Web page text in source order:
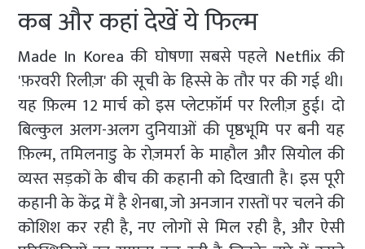
कब और कहां देखें ये फिल्म
Made In Korea की घोषणा सबसे पहले Netflix की
'फ़रवरी रिलीज़' की सूची के हिस्से के तौर पर की गई थी।
यह फ़िल्म 12 मार्च को इस प्लेटफ़ॉर्म पर रिलीज़ हुई। दो
बिल्कुल अलग-अलग दुनियाओं की पृष्ठभूमि पर बनी यह
फ़िल्म, तमिलनाडु के रोज़मर्रा के माहौल और सियोल की
व्यस्त सड़कों के बीच की कहानी को दिखाती है। इस पूरी
कहानी के केंद्र में है शेनबा, जो अनजान रास्तों पर चलने की
कोशिश कर रही है, नए लोगों से मिल रही है, और ऐसी